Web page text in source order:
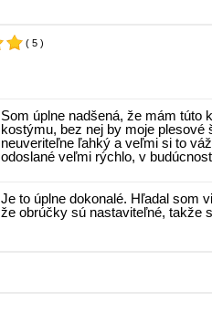
( 5 )
Som úplne nadšená, že mám túto
kostýmu, bez nej by moje plesové
neuveriteľne ľahký a veľmi si to
odoslané veľmi rýchlo, v
Je to úplne dokonalé. Hľadal som
že obrúčky sú nastaviteľné, takže